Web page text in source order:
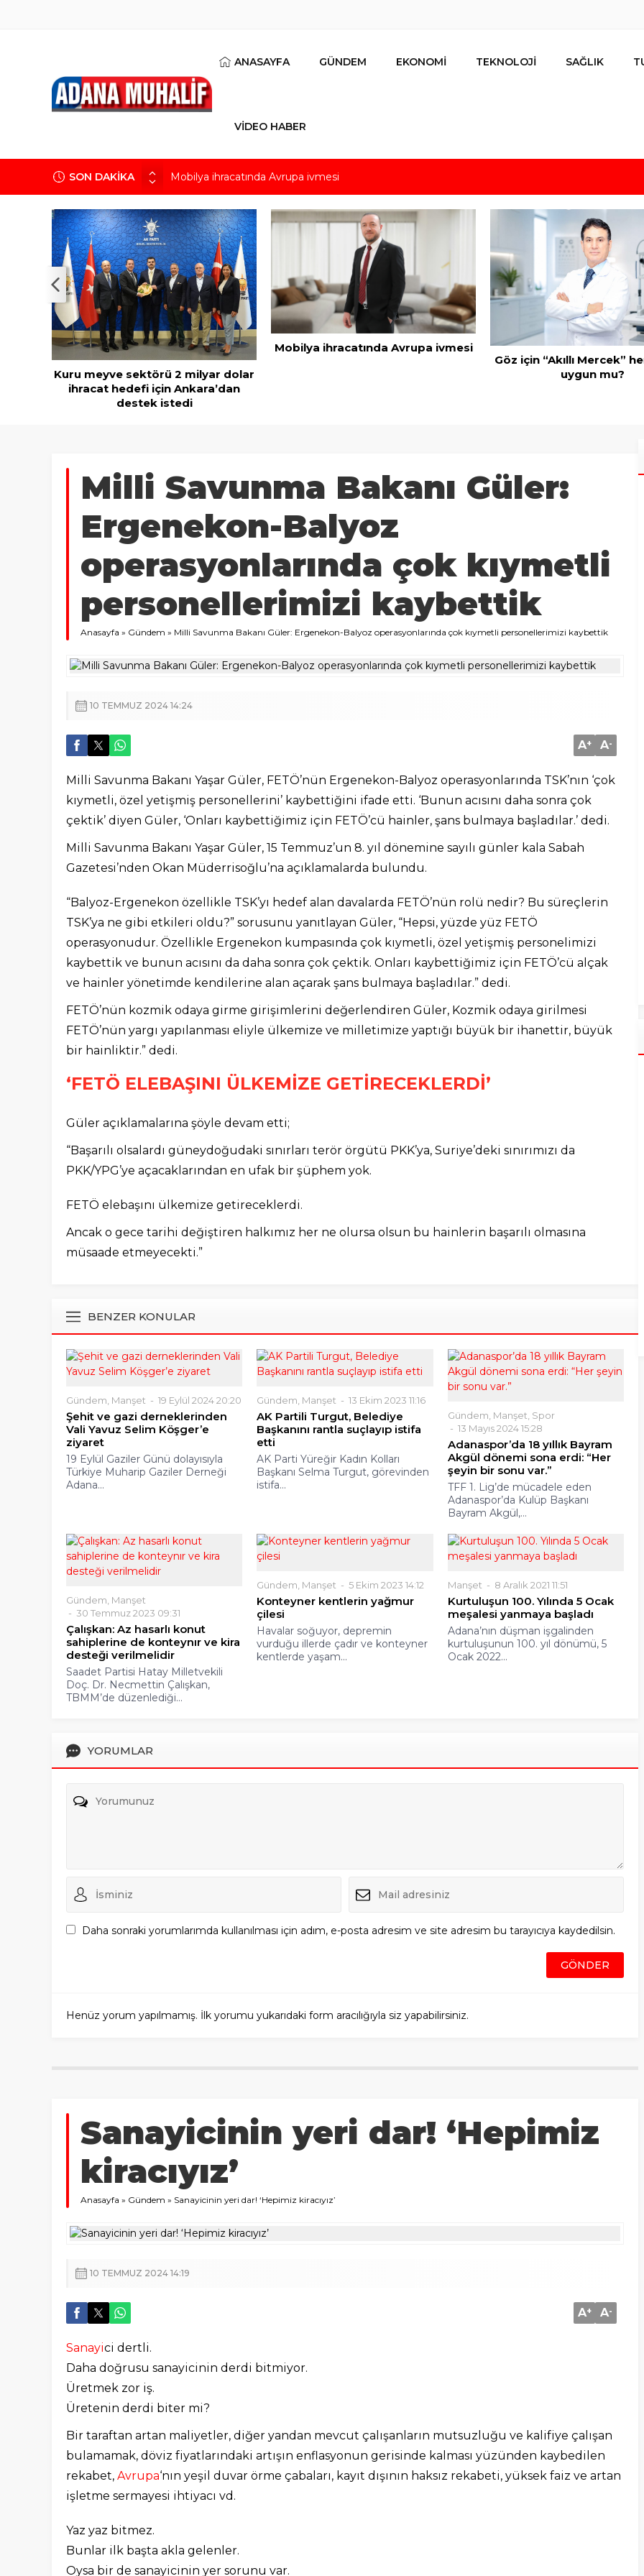
ANASAYFA GÜNDEM EKONOMİ TEKNOLOJİ SAĞLIK
VİDEO HABER
SON DAKİKA
Mobilya ihracatında Avrupa ivmesi
Göz için “Akıllı Mercek” herkes için uygun mu?
AK Parti İl Başkanı Özkan: Adanalıların bir metrekare malını kimseye yedirmeyiz!
Hacı Karaaslan’ın kiraladığı arsanın resmi kiracısı bakın kim çıktı!
Kuru meyve sektörü 2 milyar dolar ihracat hedefi için Ankara’dan destek istedi
Mobilya ihracatında Avrupa ivmesi
AK Parti İl Başkanı
Adanalıların bir
kimseye
Milli Savunma Bakanı Güler:
Ergenekon-Balyoz
operasyonlarında çok kıymetli
personellerimizi kaybettik
Anasayfa » Gündem » Milli Savunma Bakanı Güler: Ergenekon-Balyoz operasyonlarında çok kıymetli personellerimizi kaybettik
10 TEMMUZ 2024 14:24
A+ A-
Milli Savunma Bakanı Yaşar Güler, FETÖ’nün Ergenekon-Balyoz operasyonlarında TSK’nın ‘çok
kıymetli, özel yetişmiş personellerini’ kaybettiğini ifade etti. ‘Bunun acısını daha sonra çok
çektik’ diyen Güler, ‘Onları kaybettiğimiz için FETÖ’cü hainler, şans bulmaya başladılar.’ dedi.
Milli Savunma Bakanı Yaşar Güler, 15 Temmuz’un 8. yıl dönemine sayılı günler kala Sabah
Gazetesi’nden Okan Müderrisoğlu’na açıklamalarda bulundu.
“Balyoz-Ergenekon özellikle TSK’yı hedef alan davalarda FETÖ’nün rolü nedir? Bu süreçlerin
TSK’ya ne gibi etkileri oldu?” sorusunu yanıtlayan Güler, “Hepsi, yüzde yüz FETÖ
operasyonudur. Özellikle Ergenekon kumpasında çok kıymetli, özel yetişmiş personelimizi
kaybettik ve bunun acısını da daha sonra çok çektik. Onları kaybettiğimiz için FETÖ’cü alçak
ve hainler yönetimde kendilerine alan açarak şans bulmaya başladılar.” dedi.
FETÖ’nün kozmik odaya girme girişimlerini değerlendiren Güler, Kozmik odaya girilmesi
FETÖ’nün yargı yapılanması eliyle ülkemize ve milletimize yaptığı büyük bir ihanettir, büyük
bir hainliktir.” dedi.
‘FETÖ ELEBAŞINI ÜLKEMİZE GETİRECEKLERDİ’
Güler açıklamalarına şöyle devam etti;
“Başarılı olsalardı güneydoğudaki sınırları terör örgütü PKK’ya, Suriye’deki sınırımızı da
PKK/YPG’ye açacaklarından en ufak bir şüphem yok.
FETÖ elebaşını ülkemize getireceklerdi.
Ancak o gece tarihi değiştiren halkımız her ne olursa olsun bu hainlerin başarılı olmasına
müsaade etmeyecekti.”
BENZER KONULAR
Gündem Manşet 19 Eylül 2024 20:20
Şehit ve gazi derneklerinden
Vali Yavuz Selim Köşger’e
ziyaret
19 Eylül Gaziler Günü dolayısıyla
Türkiye Muharip Gaziler Derneği
Adana...
Gündem Manşet 13 Ekim 2023 11:16
AK Partili Turgut, Belediye
Başkanını rantla suçlayıp istifa
etti
AK Parti Yüreğir Kadın Kolları
Başkanı Selma Turgut, görevinden
istifa...
Gündem Manşet Spor
13 Mayıs 2024 15:28
Adanaspor’da 18 yıllık Bayram
Akgül dönemi sona erdi: “Her
şeyin bir sonu var.”
TFF 1. Lig’de mücadele eden
Adanaspor’da Kulüp Başkanı
Bayram Akgül,...
Gündem Manşet
30 Temmuz 2023 09:31
Çalışkan: Az hasarlı konut
sahiplerine de konteynır ve kira
desteği verilmelidir
Saadet Partisi Hatay Milletvekili
Doç. Dr. Necmettin Çalışkan,
TBMM’de düzenlediği...
Gündem Manşet 5 Ekim 2023 14:12
Konteyner kentlerin yağmur
çilesi
Havalar soğuyor, depremin
vurduğu illerde çadır ve konteyner
kentlerde yaşam...
Manşet 8 Aralık 2021 11:51
Kurtuluşun 100. Yılında 5 Ocak
meşalesi yanmaya başladı
Adana’nın düşman işgalinden
kurtuluşunun 100. yıl dönümü, 5
Ocak 2022...
YORUMLAR
Daha sonraki yorumlarımda kullanılması için adım, e-posta adresim ve site adresim bu tarayıcıya kaydedilsin.
Henüz yorum yapılmamış. İlk yorumu yukarıdaki form aracılığıyla siz yapabilirsiniz.
Sanayicinin yeri dar! ‘Hepimiz
kiracıyız’
Anasayfa » Gündem » Sanayicinin yeri dar! ‘Hepimiz kiracıyız’
10 TEMMUZ 2024 14:19
A+ A-
Sanayici dertli.
Daha doğrusu sanayicinin derdi bitmiyor.
Üretmek zor iş.
Üretenin derdi biter mi?
Bir taraftan artan maliyetler, diğer yandan mevcut çalışanların mutsuzluğu ve kalifiye çalışan
bulamamak, döviz fiyatlarındaki artışın enflasyonun gerisinde kalması yüzünden kaybedilen
rekabet, Avrupa‘nın yeşil duvar örme çabaları, kayıt dışının haksız rekabeti, yüksek faiz ve artan
işletme sermayesi ihtiyacı vd.
Yaz yaz bitmez.
Bunlar ilk başta akla gelenler.
Oysa bir de sanayicinin yer sorunu var.